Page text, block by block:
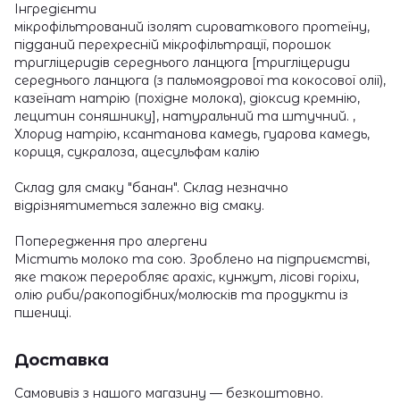
Інгредієнти
мікрофільтрований ізолят сироваткового протеїну,
підданий перехресній мікрофільтрації, порошок
тригліцеридів середнього ланцюга [тригліцериди
середнього ланцюга (з пальмоядрової та кокосової олії),
казеїнат натрію (похідне молока), діоксид кремнію,
лецитин соняшнику], натуральний та штучний. ,
Хлорид натрію, ксантанова камедь, гуарова камедь,
кориця, сукралоза, ацесульфам калію
Склад для смаку "банан". Склад незначно
відрізнятиметься залежно від смаку.
Попередження про алергени
Містить молоко та сою. Зроблено на підприємстві,
яке також переробляє арахіс, кунжут, лісові горіхи,
олію риби/ракоподібних/молюсків та продукти із
пшениці.
Доставка
Самовивіз з нашого магазину — безкоштовно.